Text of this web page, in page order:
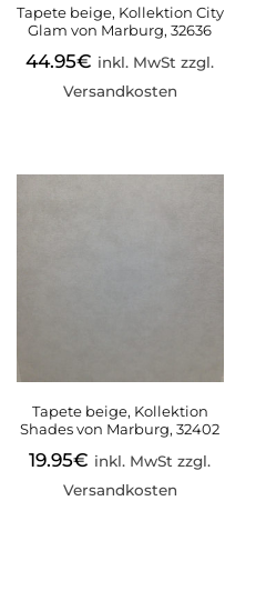
Tapete beige, Kollektion City
Glam von Marburg, 32636
44.95€ inkl. MwSt zzgl.
Versandkosten
Tapete beige, Kollektion
Shades von Marburg, 32402
19.95€ inkl. MwSt zzgl.
Versandkosten